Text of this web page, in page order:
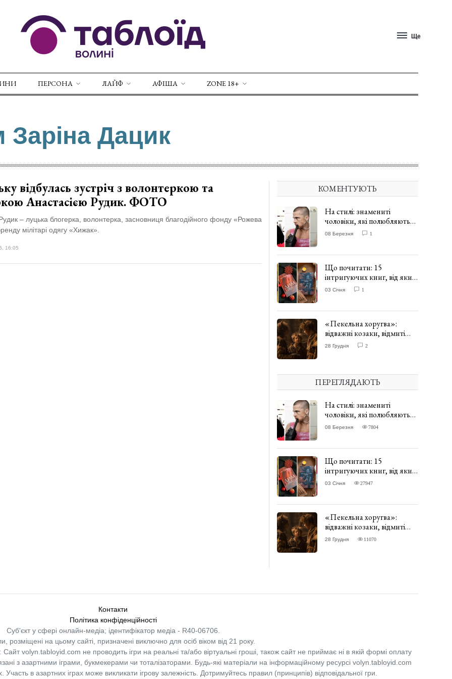
Ще
ПЕРСОНА ЛАЙФ АФІША ZONE 18+
Заріна Дацик
відбулась зустріч з волонтеркою та
Анастасією Рудик. ФОТО
– луцька блогерка, волонтерка, засновниця благодійного фонду «Рожева
мілітарі одягу «Хижак».
16:05
КОМЕНТУЮТЬ
На стилі: знамениті
чоловіки, які полюбляють
одягати сукні. ФОТО
08 Березня 1
Що почитати: 15
інтригуючих книг, від яких
важко відірватись. ФОТО
03 Січня 1
«Пекельна хоругва»:
відважні козаки, відмиті
чорти та відчайдушний
28 Грудня 2
ПЕРЕГЛЯДАЮТЬ
На стилі: знамениті
чоловіки, які полюбляють
одягати сукні. ФОТО
08 Березня 7804
Що почитати: 15
інтригуючих книг, від яких
важко відірватись. ФОТО
03 Січня 27947
«Пекельна хоругва»:
відважні козаки, відмиті
чорти та відчайдушний
28 Грудня 11070
Контакти
Політика конфіденційності
Суб'єкт у сфері онлайн-медіа; ідентифікатор медіа - R40-06706.
розміщені на цьому сайті, призначені виключно для осіб віком від 21 року.
Сайт volyn.tabloyid.com не проводить ігри на реальні та/або віртуальні гроші, також сайт не приймає ні в якій формі оплату
з азартними іграми, букмекерами чи тоталізаторами. Будь-які матеріали на інформаційному ресурсі volyn.tabloyid.com
в азартних іграх може викликати ігрову залежність. Дотримуйтесь правил (принципів) відповідальної гри.